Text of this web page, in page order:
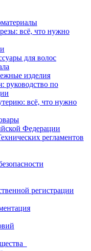
всё, что нужно
для волос
изделия
руководство по
всё, что нужно
Федерации
регламентов
регистрации